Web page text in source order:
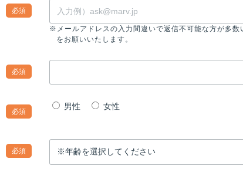
必須
※メールアドレスの入力間違いで返信不可能な方が多
をお願いいたします。
必須
必須
男性 女性
必須